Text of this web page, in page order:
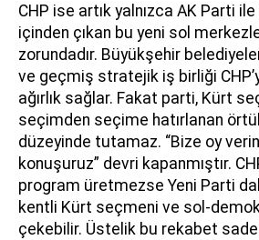
CHP ise artık yalnızca AK Parti
içinden çıkan bu yeni sol
zorundadır. Büyükşehir
ve geçmiş stratejik iş birliği
ağırlık sağlar. Fakat parti, Kürt
seçimden seçime hatırlanan
düzeyinde tutamaz. “Bize oy
konuşuruz” devri kapanmıştır.
program üretmezse Yeni Parti
kentli Kürt seçmeni ve sol-
çekebilir. Üstelik bu rekabet